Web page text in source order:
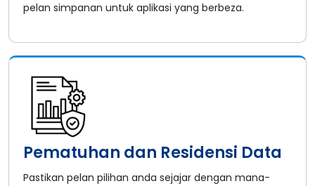
pelan simpanan untuk aplikasi yang berbeza.
Pematuhan dan Residensi Data
Pastikan pelan pilihan anda sejajar dengan mana-